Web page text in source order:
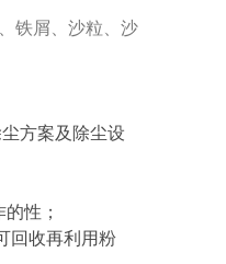
铁屑、沙粒、沙
方案及除尘设
性；
回收再利用粉